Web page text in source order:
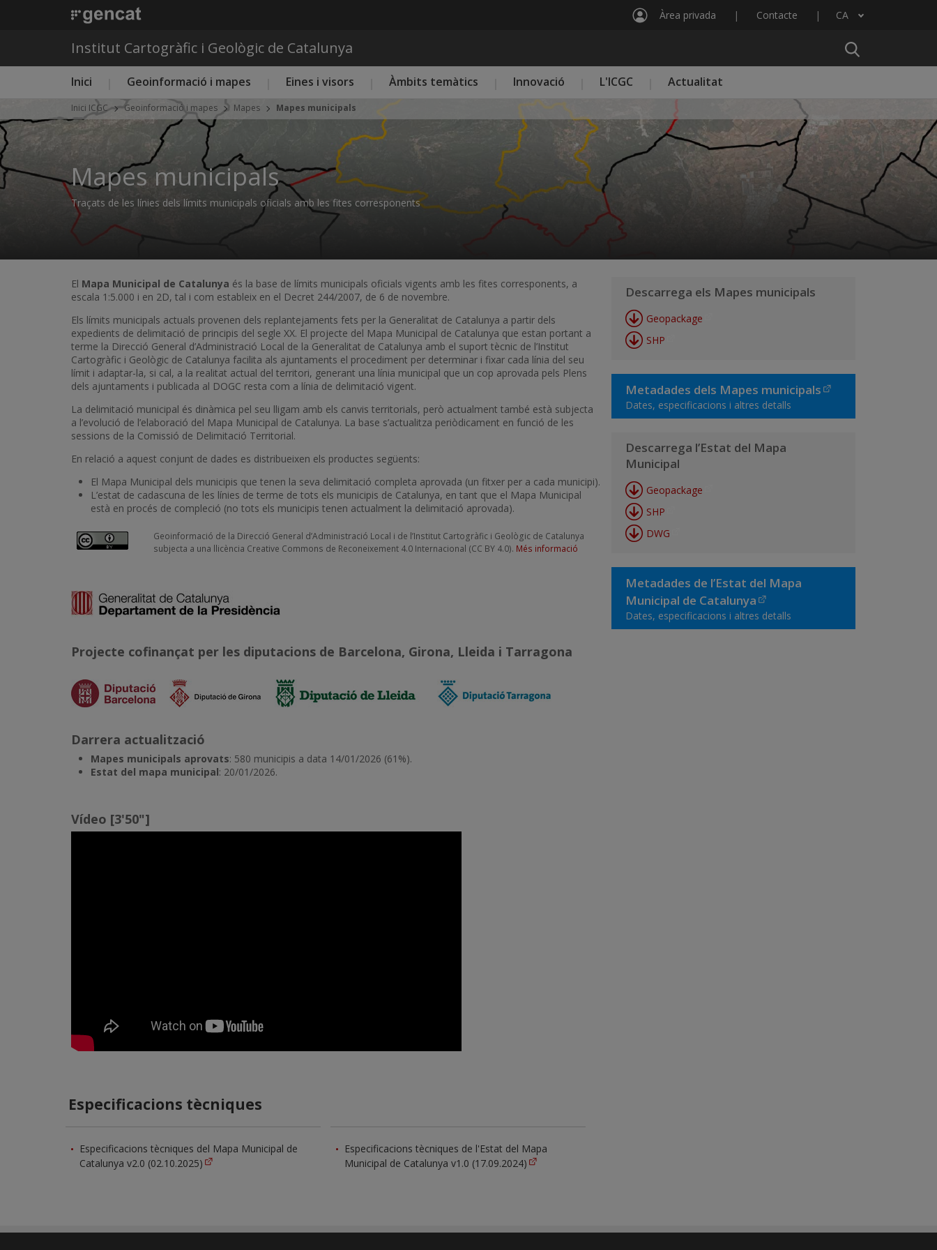
Àrea privada Contacte CA
Llista les accions addicionals
Institut Cartogràfic i Geològic de Catalunya
Menú principal ICGC
Inici Geoinformació i mapes Eines i visors Àmbits temàtics Innovació L'ICGC Actualitat
Inici ICGC Geoinformació i mapes Mapes Mapes municipals
Mapes municipals
Traçats de les línies dels límits municipals oficials amb les fites corresponents
El Mapa Municipal de Catalunya és la base de límits municipals oficials vigents amb les fites corresponents, a
escala 1:5.000 i en 2D, tal i com estableix en el Decret 244/2007, de 6 de novembre.
Els límits municipals actuals provenen dels replantejaments fets per la Generalitat de Catalunya a partir dels
expedients de delimitació de principis del segle XX. El projecte del Mapa Municipal de Catalunya que estan portant a
terme la Direcció General d’Administració Local de la Generalitat de Catalunya amb el suport tècnic de l’Institut
Cartogràfic i Geològic de Catalunya facilita als ajuntaments el procediment per determinar i fixar cada línia del seu
límit i adaptar-la, si cal, a la realitat actual del territori, generant una línia municipal que un cop aprovada pels Plens
dels ajuntaments i publicada al DOGC resta com a línia de delimitació vigent.
La delimitació municipal és dinàmica pel seu lligam amb els canvis territorials, però actualment també està subjecta
a l’evolució de l’elaboració del Mapa Municipal de Catalunya. La base s’actualitza periòdicament en funció de les
sessions de la Comissió de Delimitació Territorial.
En relació a aquest conjunt de dades es distribueixen els productes següents:
El Mapa Municipal dels municipis que tenen la seva delimitació completa aprovada (un fitxer per a cada municipi).
L’estat de cadascuna de les línies de terme de tots els municipis de Catalunya, en tant que el Mapa Municipal
està en procés de compleció (no tots els municipis tenen actualment la delimitació aprovada).
Geoinformació de la Direcció General d’Administració Local i de l’Institut Cartogràfic i Geològic de Catalunya
subjecta a una llicència Creative Commons de Reconeixement 4.0 Internacional (CC BY 4.0). Més informació
Imatge
Projecte cofinançat per les diputacions de Barcelona, Girona, Lleida i Tarragona
Descarrega els Mapes municipals
Geopackage
SHP
Metadades dels Mapes municipals
Dates, especificacions i altres detalls
Descarrega l’Estat del Mapa
Municipal
Geopackage
SHP
DWG
Metadades de l’Estat del Mapa
Municipal de Catalunya
Dates, especificacions i altres detalls
Darrera actualització
Mapes municipals aprovats: 580 municipis a data 14/01/2026 (61%).
Estat del mapa municipal: 20/01/2026.
Vídeo [3'50"]
Especificacions tècniques
Especificacions tècniques del Mapa Municipal de
Catalunya v2.0 (02.10.2025)
Especificacions tècniques de l'Estat del Mapa
Municipal de Catalunya v1.0 (17.09.2024)